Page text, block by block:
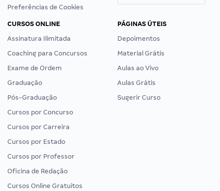
Preferências de Cookies
CURSOS ONLINE
Assinatura Ilimitada
Coaching para Concursos
Exame de Ordem
Graduação
Pós-Graduação
Cursos por Concurso
Cursos por Carreira
Cursos por Estado
Cursos por Professor
Oficina de Redação
Cursos Online Gratuitos
PÁGINAS ÚTEIS
Depoimentos
Material Grátis
Aulas ao Vivo
Aulas Grátis
Sugerir Curso